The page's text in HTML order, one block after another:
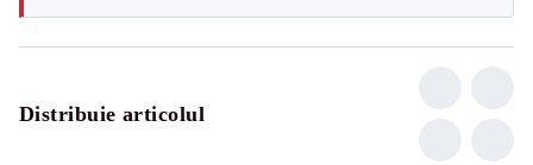
Distribuie articolul